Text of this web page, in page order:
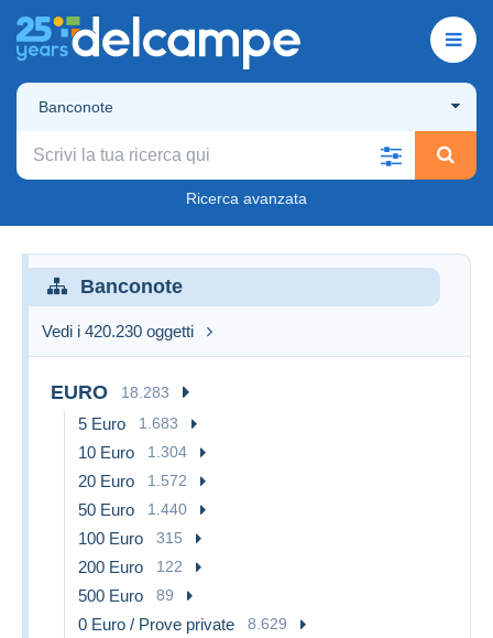
Banconote
Ricerca avanzata
Banconote
Vedi i 420.230 oggetti
EURO 18.283
5 Euro 1.683
10 Euro 1.304
20 Euro 1.572
50 Euro 1.440
100 Euro 315
200 Euro 122
500 Euro 89
0 Euro / Prove private 8.629